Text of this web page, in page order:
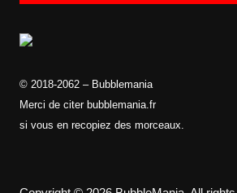
© 2018-2062 – Bubblemania
Merci de citer bubblemania.fr
si vous en recopiez des morceaux.